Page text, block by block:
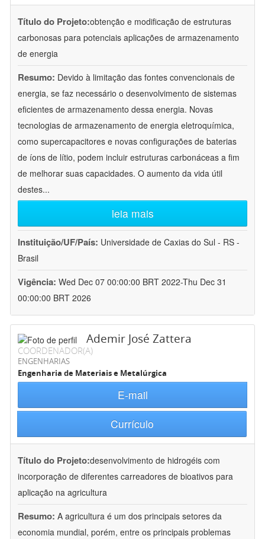
Título do Projeto:obtenção e modificação de estruturas
carbonosas para potenciais aplicações de armazenamento
de energia
Resumo: Devido à limitação das fontes convencionais de
energia, se faz necessário o desenvolvimento de sistemas
eficientes de armazenamento dessa energia. Novas
tecnologias de armazenamento de energia eletroquímica,
como supercapacitores e novas configurações de baterias
de íons de lítio, podem incluir estruturas carbonáceas a fim
de melhorar suas capacidades. O aumento da vida útil
destes...
leia mais
Instituição/UF/País: Universidade de Caxias do Sul - RS -
Brasil
Vigência: Wed Dec 07 00:00:00 BRT 2022-Thu Dec 31
00:00:00 BRT 2026
Ademir José Zattera
COORDENADOR(A)
ENGENHARIAS
Engenharia de Materiais e Metalúrgica
E-mail
Currículo
Título do Projeto:desenvolvimento de hidrogéis com
incorporação de diferentes carreadores de bioativos para
aplicação na agricultura
Resumo: A agricultura é um dos principais setores da
economia mundial, porém, entre os principais problemas